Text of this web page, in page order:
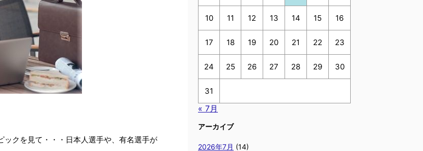
クを見て・・・日本人選手や、有名選手が
10 11 12 13 14 15 16
17 18 19 20 21 22 23
24 25 26 27 28 29 30
31
« 7月
アーカイブ
2026年7月 (14)